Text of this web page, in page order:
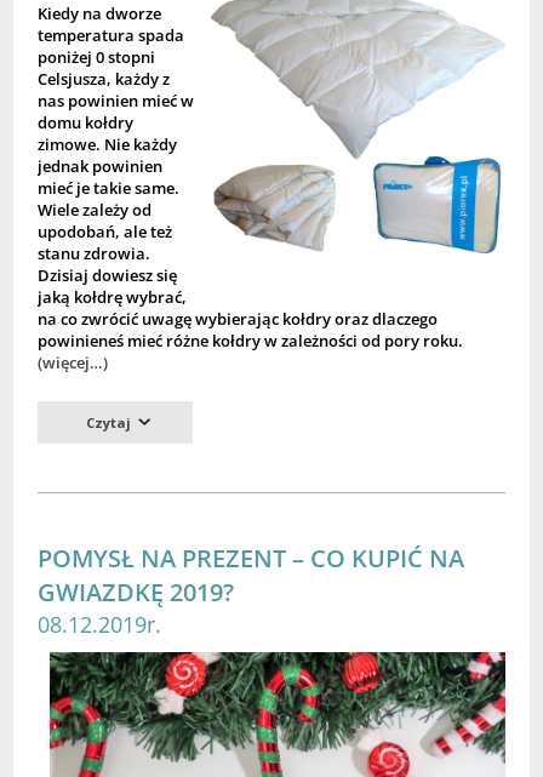
Kiedy na dworze
temperatura spada
poniżej 0 stopni
Celsjusza, każdy z
nas powinien mieć w
domu kołdry
zimowe. Nie każdy
jednak powinien
mieć je takie same.
Wiele zależy od
upodobań, ale też
stanu zdrowia.
Dzisiaj dowiesz się
jaką kołdrę wybrać,
na co zwrócić uwagę wybierając kołdry oraz dlaczego
powinieneś mieć różne kołdry w zależności od pory roku.
(więcej…)
Czytaj
POMYSŁ NA PREZENT – CO KUPIĆ NA
GWIAZDKĘ 2019?
08.12.2019r.